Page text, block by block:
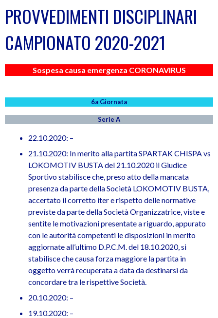
PROVVEDIMENTI DISCIPLINARI
CAMPIONATO 2020-2021
Sospesa causa emergenza CORONAVIRUS
6a Giornata
Serie A
22.10.2020: –
21.10.2020: In merito alla partita SPARTAK CHISPA vs
LOKOMOTIV BUSTA del 21.10.2020 il Giudice
Sportivo stabilisce che, preso atto della mancata
presenza da parte della Società LOKOMOTIV BUSTA,
accertato il corretto iter e rispetto delle normative
previste da parte della Società Organizzatrice, viste e
sentite le motivazioni presentate a riguardo, appurato
con le autorità competenti le disposizioni in merito
aggiornate all’ultimo D.P.C.M. del 18.10.2020, si
stabilisce che causa forza maggiore la partita in
oggetto verrà recuperata a data da destinarsi da
concordare tra le rispettive Società.
20.10.2020: –
19.10.2020: –